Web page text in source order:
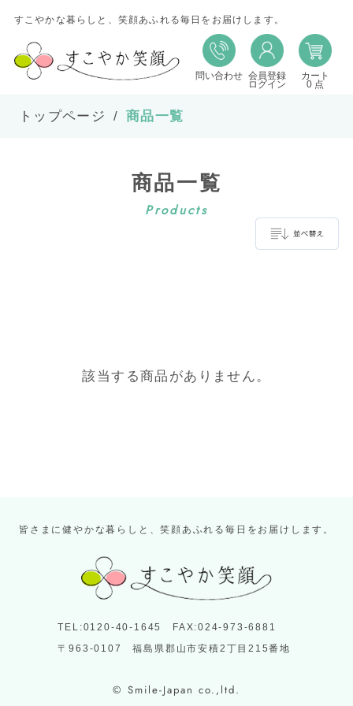
すこやかな暮らしと、笑顔あふれる毎日をお届けします。
問い合わせ 会員登録
ログイン
カート
0 点
トップページ 商品一覧
商品一覧
Products
並び替え
該当する商品がありません。
皆さまに健やかな暮らしと、笑顔あふれる毎日をお届けします。
TEL:0120-40-1645 FAX:024-973-6881
〒963-0107 福島県郡山市安積2丁目215番地
© Smile-Japan co.,ltd.